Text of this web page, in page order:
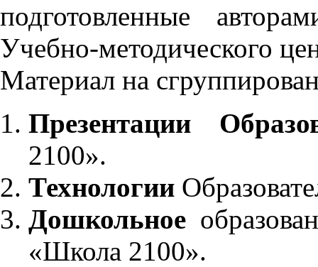
подготовленные
Учебно-методического
Материал на
Презентации
2100».
Технологии
Дошкольное
«Школа 2100».